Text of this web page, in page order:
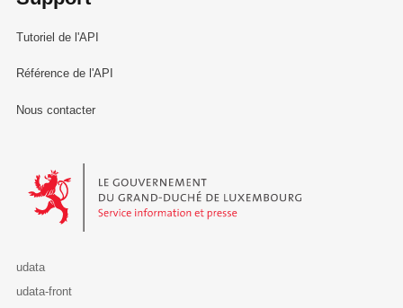
Tutoriel de l'API
Référence de l'API
Nous contacter
Le Gouvernement du Grand-Duché de Luxembourg - Service
udata
udata-front